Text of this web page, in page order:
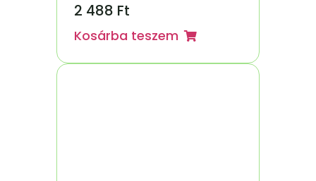
2 488 Ft
Kosárba teszem